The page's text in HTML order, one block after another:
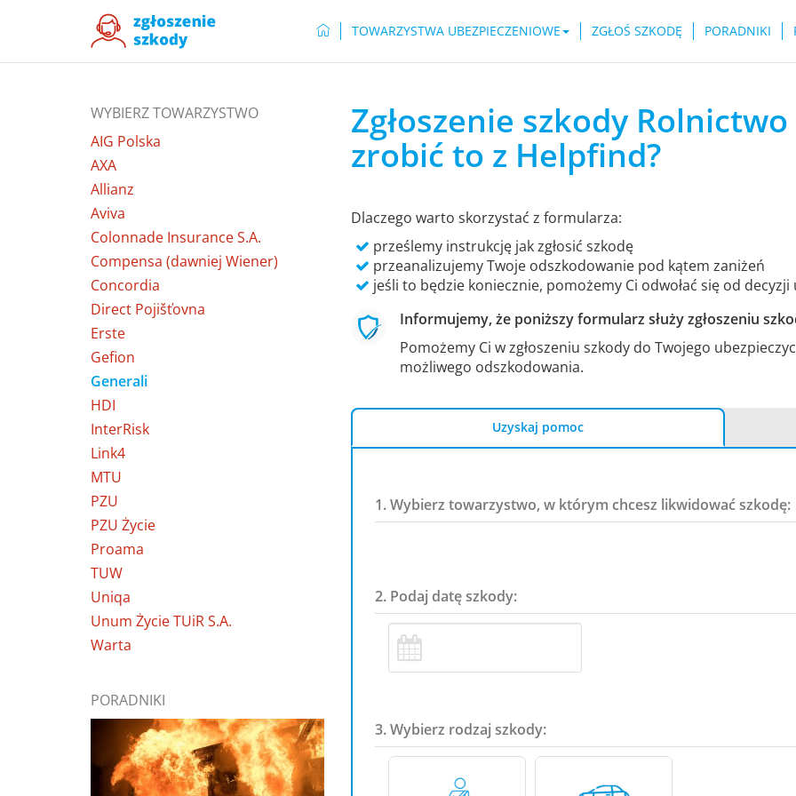
TOWARZYSTWA UBEZPIECZENIOWE ZGŁOŚ SZKODĘ PORADNIKI
WYBIERZ TOWARZYSTWO
AIG Polska
AXA
Allianz
Aviva
Colonnade Insurance S.A.
Compensa (dawniej Wiener)
Concordia
Direct Pojišťovna
Erste
Gefion
Generali
HDI
InterRisk
Link4
MTU
PZU
PZU Życie
Proama
TUW
Uniqa
Unum Życie TUiR S.A.
Warta
PORADNIKI
Zgłoszenie szkody
zrobić to z Helpfind?
Dlaczego warto skorzystać z formularza:
prześlemy instrukcję jak zgłosić szkodę
przeanalizujemy Twoje odszkodowanie pod kątem zaniżeń
jeśli to będzie koniecznie, pomożemy Ci odwołać się od decyzji
Informujemy, że poniższy formularz służy zgłoszeniu
Pomożemy Ci w zgłoszeniu szkody do Twojego
możliwego odszkodowania.
Uzyskaj pomoc
1. Wybierz towarzystwo, w którym chcesz likwidować szkodę:
2. Podaj datę szkody:
3. Wybierz rodzaj szkody: